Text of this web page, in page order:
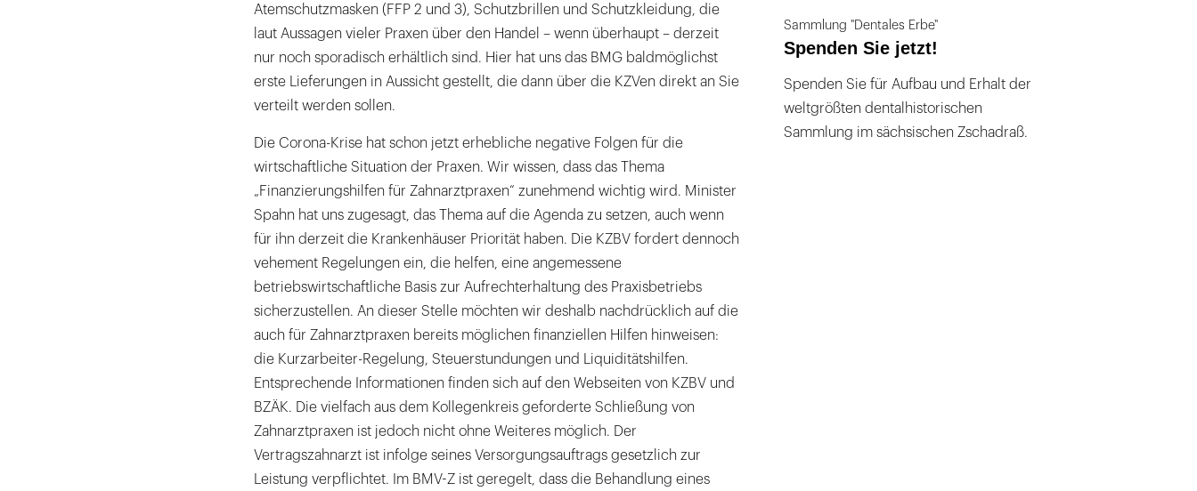
Atemschutzmasken (FFP 2 und 3), Schutzbrillen und Schutzkleidung, die
laut Aussagen vieler Praxen über den Handel – wenn überhaupt – derzeit
nur noch sporadisch erhältlich sind. Hier hat uns das BMG baldmöglichst
erste Lieferungen in Aussicht gestellt, die dann über die KZVen direkt an Sie
verteilt werden sollen.
Die Corona-Krise hat schon jetzt erhebliche negative Folgen für die
wirtschaftliche Situation der Praxen. Wir wissen, dass das Thema
„Finanzierungshilfen für Zahnarztpraxen“ zunehmend wichtig wird. Minister
Spahn hat uns zugesagt, das Thema auf die Agenda zu setzen, auch wenn
für ihn derzeit die Krankenhäuser Priorität haben. Die KZBV fordert dennoch
vehement Regelungen ein, die helfen, eine angemessene
betriebswirtschaftliche Basis zur Aufrechterhaltung des Praxisbetriebs
sicherzustellen. An dieser Stelle möchten wir deshalb nachdrücklich auf die
auch für Zahnarztpraxen bereits möglichen finanziellen Hilfen hinweisen:
die Kurzarbeiter-Regelung, Steuerstundungen und Liquiditätshilfen.
Entsprechende Informationen finden sich auf den Webseiten von KZBV und
BZÄK. Die vielfach aus dem Kollegenkreis geforderte Schließung von
Zahnarztpraxen ist jedoch nicht ohne Weiteres möglich. Der
Vertragszahnarzt ist infolge seines Versorgungsauftrags gesetzlich zur
Leistung verpflichtet. Im BMV-Z ist geregelt, dass die Behandlung eines
Sammlung "Dentales Erbe"
Spenden Sie jetzt!
Spenden Sie für Aufbau und Erhalt der
weltgrößten dentalhistorischen
Sammlung im sächsischen Zschadraß.